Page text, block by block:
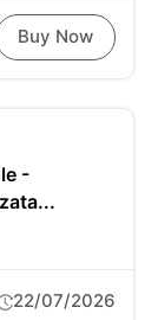
Buy Now
-
22/07/2026